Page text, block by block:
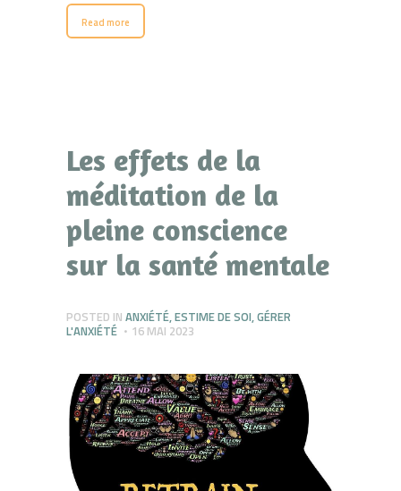
Read more
Les effets de la
méditation de la
pleine conscience
sur la santé mentale
POSTED IN ANXIÉTÉ,ESTIME DE SOI,GÉRER
L'ANXIÉTÉ
16 MAI 2023